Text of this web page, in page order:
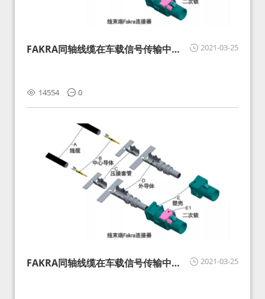
2021-03-25
FAKRA同轴线缆在车载信号传输中的
14554 0
2021-03-25
FAKRA同轴线缆在车载信号传输中的